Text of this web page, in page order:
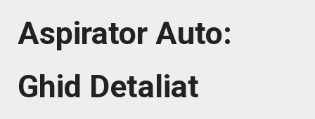
Aspirator Auto:
Ghid Detaliat